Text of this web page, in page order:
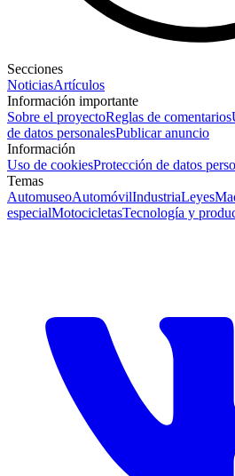
Secciones
NoticiasArtículos
Información importante
Sobre el proyectoReglas de comentarios
de datos personalesPublicar anuncio
Información
Uso de cookiesProtección de datos
Temas
AutomuseoAutomóvilIndustriaLeyes
especialMotocicletasTecnología y